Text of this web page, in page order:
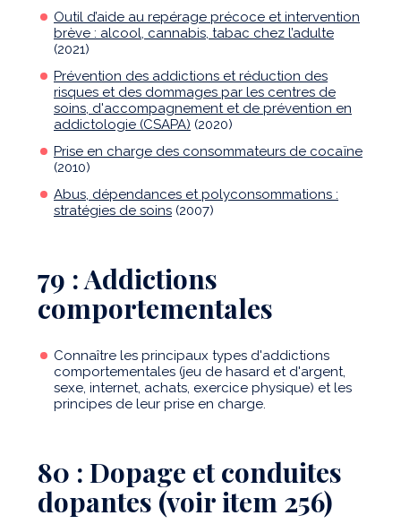
Outil d’aide au repérage précoce et intervention
brève : alcool, cannabis, tabac chez l’adulte
(2021)
Prévention des addictions et réduction des
risques et des dommages par les centres de
soins, d'accompagnement et de prévention en
addictologie (CSAPA) (2020)
Prise en charge des consommateurs de cocaïne
(2010)
Abus, dépendances et polyconsommations :
stratégies de soins (2007)
79 : Addictions
comportementales
Connaître les principaux types d'addictions
comportementales (jeu de hasard et d'argent,
sexe, internet, achats, exercice physique) et les
principes de leur prise en charge.
80 : Dopage et conduites
dopantes (voir item 256)